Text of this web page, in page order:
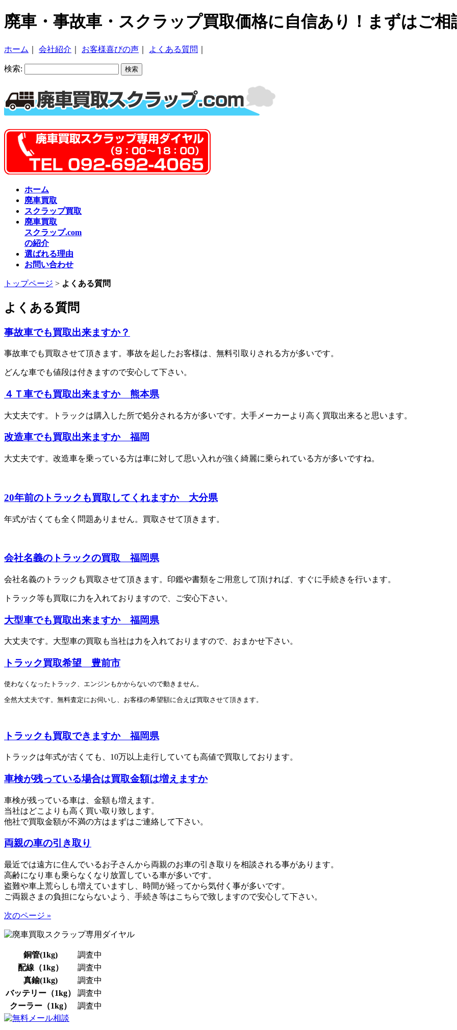
廃車・事故車・スクラップ買取価格に自信あり！まずはご相
ホーム 会社紹介 お客様喜びの声 よくある質問
検索:
ホーム
廃車買取
スクラップ買取
廃車買取
スクラップ.com
の紹介
選ばれる理由
お問い合わせ
トップページ > よくある質問
よくある質問
事故車でも買取出来ますか？
事故車でも買取させて頂きます。事故を起したお客様は、無料引取りされる方が多いです。
どんな車でも値段は付きますので安心して下さい。
４Ｔ車でも買取出来ますか 熊本県
大丈夫です。トラックは購入した所で処分される方が多いです。大手メーカーより高く買取出来ると思います。
改造車でも買取出来ますか 福岡
大丈夫です。改造車を乗っている方は車に対して思い入れが強く綺麗に乗られている方が多いですね。
20年前のトラックも買取してくれますか 大分県
年式が古くても全く問題ありません。買取させて頂きます。
会社名義のトラックの買取 福岡県
会社名義のトラックも買取させて頂きます。印鑑や書類をご用意して頂ければ、すぐに手続きを行います。
トラック等も買取に力を入れておりますので、ご安心下さい。
大型車でも買取出来ますか 福岡県
大丈夫です。大型車の買取も当社は力を入れておりますので、おまかせ下さい。
トラック買取希望 豊前市
使わなくなったトラック、エンジンもかからないので動きません。
全然大丈夫です。無料査定にお伺いし、お客様の希望額に合えば買取させて頂きます。
トラックも買取できますか 福岡県
トラックは年式が古くても、10万以上走行していても高値で買取しております。
車検が残っている場合は買取金額は増えますか
車検が残っている車は、金額も増えます。
当社はどこよりも高く買い取り致します。
他社で買取金額が不満の方はまずはご連絡して下さい。
両親の車の引き取り
最近では遠方に住んでいるお子さんから両親のお車の引き取りを相談される事があります。
高齢になり車も乗らなくなり放置している車が多いです。
盗難や車上荒らしも増えていますし、時間が経ってから気付く事が多いです。
ご両親さまの負担にならないよう、手続き等はこちらで致しますので安心して下さい。
次のページ »
銅管(1kg)
調査中
配線（1kg）
調査中
真鍮(1kg)
調査中
バッテリー（1kg）
調査中
クーラー（1kg）
調査中